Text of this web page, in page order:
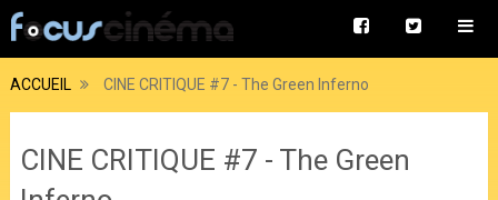
ACCUEIL CINE CRITIQUE #7 - The Green Inferno
CINE CRITIQUE #7 - The Green